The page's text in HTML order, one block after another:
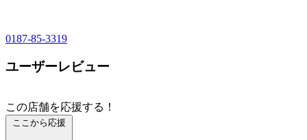
0187-85-3319
ユーザーレビュー
この店舗を応援する！
ここから応援